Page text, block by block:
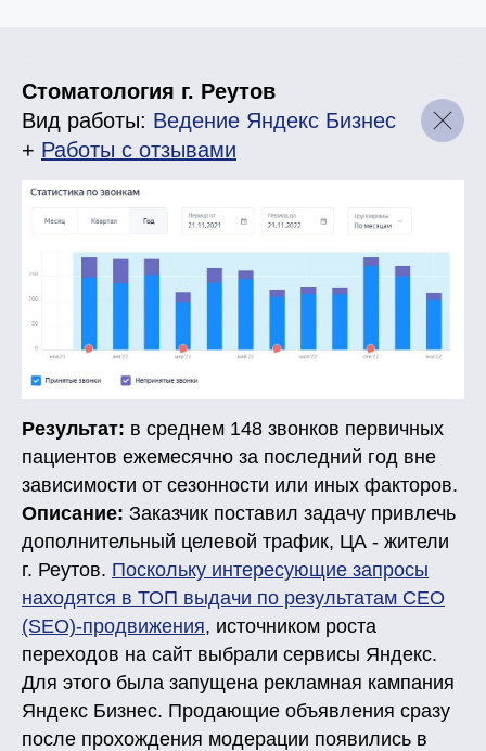
Стоматология г. Реутов
Вид работы: Ведение Яндекс Бизнес
+ Работы с отзывами
Результат: в среднем 148 звонков первичных
пациентов ежемесячно за последний год вне
зависимости от сезонности или иных факторов.
Описание: Заказчик поставил задачу привлечь
дополнительный целевой трафик, ЦА - жители
г. Реутов. Поскольку интересующие запросы
находятся в ТОП выдачи по результатам СЕО
(SEO)-продвижения, источником роста
переходов на сайт выбрали сервисы Яндекс.
Для этого была запущена рекламная кампания
Яндекс Бизнес. Продающие объявления сразу
после прохождения модерации появились в